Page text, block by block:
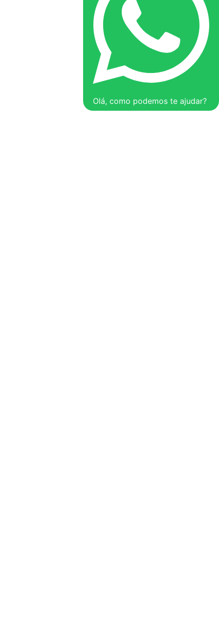
Olá, como podemos te ajudar?